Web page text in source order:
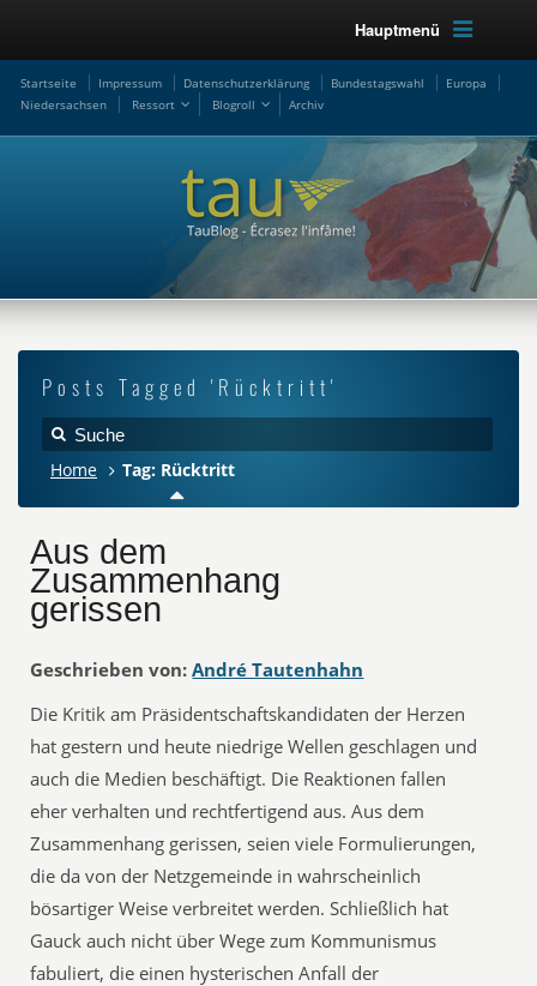
Hauptmenü
Startseite Impressum Datenschutzerklärung Bundestagswahl
Europa
Niedersachsen
Ressort Blogroll Archiv
Posts Tagged 'Rücktritt'
Home Tag: Rücktritt
Aus dem
Zusammenhang
gerissen
Geschrieben von: André Tautenhahn
Die Kritik am Präsidentschaftskandidaten der Herzen
hat gestern und heute niedrige Wellen geschlagen und
auch die Medien beschäftigt. Die Reaktionen fallen
eher verhalten und rechtfertigend aus. Aus dem
Zusammenhang gerissen, seien viele Formulierungen,
die da von der Netzgemeinde in wahrscheinlich
bösartiger Weise verbreitet werden. Schließlich hat
Gauck auch nicht über Wege zum Kommunismus
fabuliert, die einen hysterischen Anfall der